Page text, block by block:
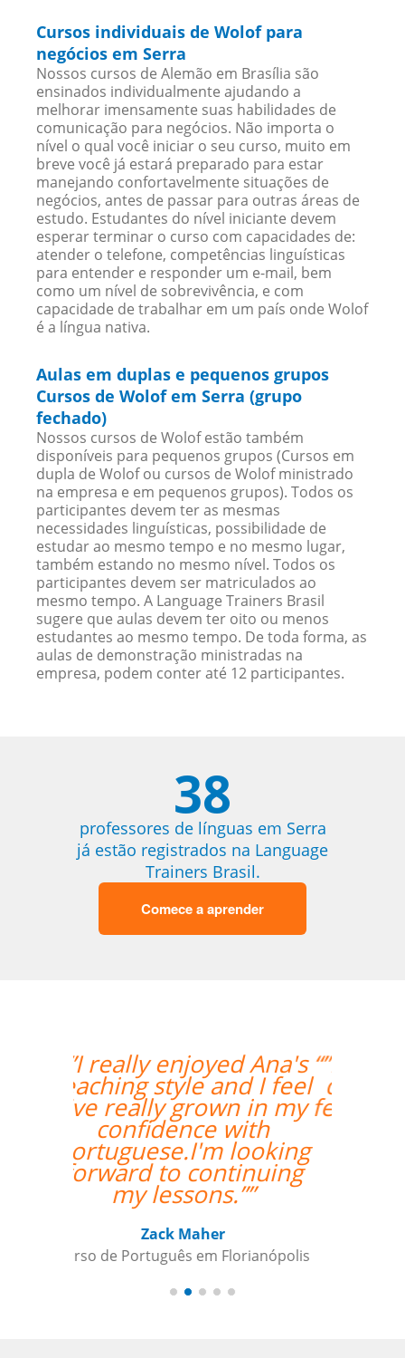
Cursos individuais de Wolof para
negócios em Serra
Nossos cursos de Alemão em Brasília são
ensinados individualmente ajudando a
melhorar imensamente suas habilidades de
comunicação para negócios. Não importa o
nível o qual você iniciar o seu curso, muito em
breve você já estará preparado para estar
manejando confortavelmente situações de
negócios, antes de passar para outras áreas de
estudo. Estudantes do nível iniciante devem
esperar terminar o curso com capacidades de:
atender o telefone, competências linguísticas
para entender e responder um e-mail, bem
como um nível de sobrevivência, e com
capacidade de trabalhar em um país onde Wolof
é a língua nativa.
Aulas em duplas e pequenos grupos
Cursos de Wolof em Serra (grupo
fechado)
Nossos cursos de Wolof estão também
disponíveis para pequenos grupos (Cursos em
dupla de Wolof ou cursos de Wolof ministrado
na empresa e em pequenos grupos). Todos os
participantes devem ter as mesmas
necessidades linguísticas, possibilidade de
estudar ao mesmo tempo e no mesmo lugar,
também estando no mesmo nível. Todos os
participantes devem ser matriculados ao
mesmo tempo. A Language Trainers Brasil
sugere que aulas devem ter oito ou menos
estudantes ao mesmo tempo. De toda forma, as
aulas de demonstração ministradas na
empresa, podem conter até 12 participantes.
38
professores de línguas em Serra
já estão registrados na Language
Trainers Brasil.
Comece a aprender
“”Estou gostando muito
das aulas, deveria ter
feito antes via online!!””
Andréia van Halst
Curso de Holandês em Curitiba